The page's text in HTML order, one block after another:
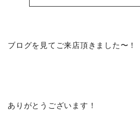
ブログを見てご来店頂きました〜！
ありがとうございます！